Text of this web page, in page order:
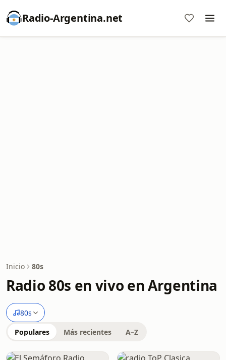
Radio-Argentina.net
Inicio 80s
Radio 80s en vivo en Argentina
80s
Populares Más recientes A–Z